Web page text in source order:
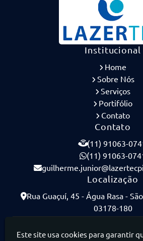
Institucional
Home
Sobre Nós
Serviços
Portifólio
Contato
Contato
(11) 91063-
(11) 91063-
Localização
Rua Guaçuí, 45 - Água Rasa -
03178-180
Este site usa cookies para garantir